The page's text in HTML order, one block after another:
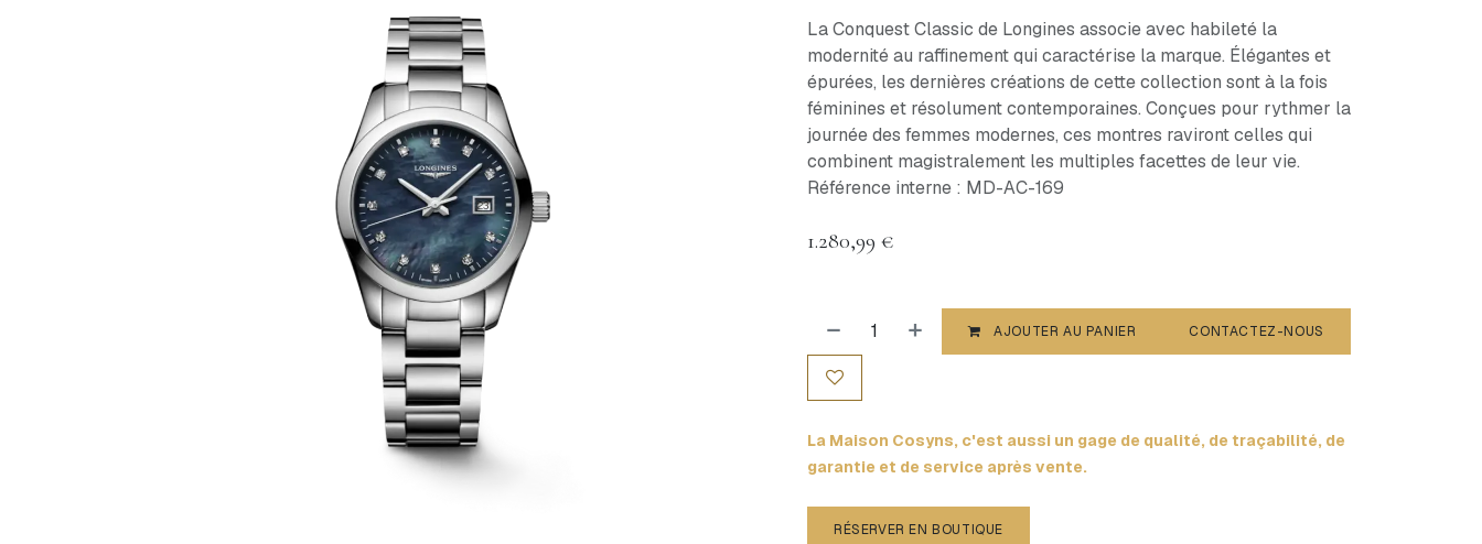
La Conquest Classic de Longines associe avec habileté la
modernité au raffinement qui caractérise la marque. Élégantes et
épurées, les dernières créations de cette collection sont à la fois
féminines et résolument contemporaines. Conçues pour rythmer la
journée des femmes modernes, ces montres raviront celles qui
combinent magistralement les multiples facettes de leur vie.
Référence interne : MD-AC-169
1.280,99 €
AJOUTER AU PANIER CONTACTEZ-NOUS
La Maison Cosyns, c'est aussi un gage de qualité, de traçabilité, de
garantie et de service après vente.
RÉSERVER EN BOUTIQUE